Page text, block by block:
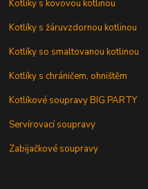
Kotlíky s kovovou kotlinou
Kotlíky s žáruvzdornou kotlinou
Kotlíky so smaltovanou kotlinou
Kotlíky s chráničem, ohništěm
Kotlíkové soupravy BIG PARTY
Servírovací soupravy
Zabijačkové soupravy